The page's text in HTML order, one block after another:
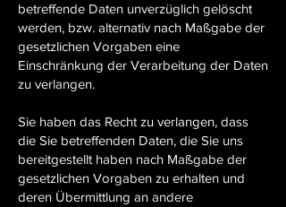
betreffende Daten unverzüglich gelöscht
werden, bzw. alternativ nach Maßgabe der
gesetzlichen Vorgaben eine
Einschränkung der Verarbeitung der Daten
zu verlangen.
Sie haben das Recht zu verlangen, dass
die Sie betreffenden Daten, die Sie uns
bereitgestellt haben nach Maßgabe der
gesetzlichen Vorgaben zu erhalten und
deren Übermittlung an andere